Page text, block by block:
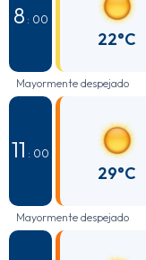
8 : 00
22°C
Mayormente despejado
11 : 00
29°C
Mayormente despejado